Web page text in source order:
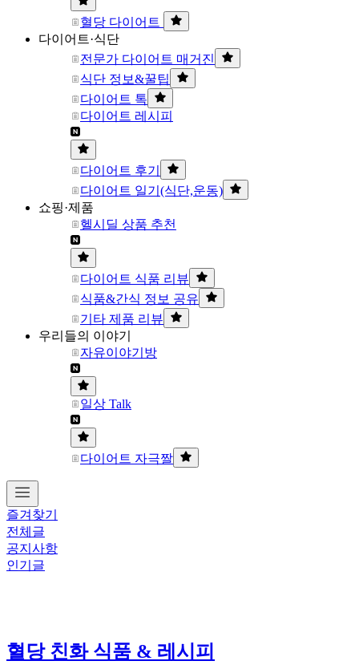
혈당 다이어트
다이어트·식단
전문가 다이어트 매거진
식단 정보&꿀팁
다이어트 톡
다이어트 레시피
다이어트 후기
다이어트 일기(식단,운동)
쇼핑·제품
헬시딜 상품 추천
다이어트 식품 리뷰
식품&간식 정보 공유
기타 제품 리뷰
우리들의 이야기
자유이야기방
일상 Talk
다이어트 자극짤
즐겨찾기
전체글
공지사항
인기글
혈당 친화 식품 & 레시피